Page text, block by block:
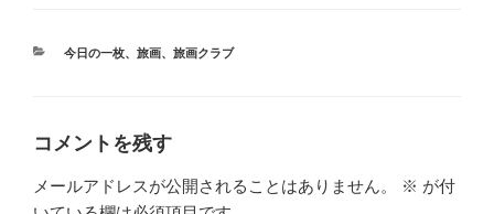
カ
今日の一枚、 旅画、 旅画クラブ
コメントを残す
メールアドレスが公開されることはありません。 ※ が付